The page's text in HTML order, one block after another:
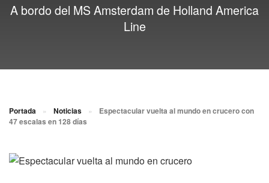
A bordo del MS Amsterdam de Holland America
Line
Portada » Noticias »
Espectacular vuelta al mundo en crucero con
47 escalas en 128 días